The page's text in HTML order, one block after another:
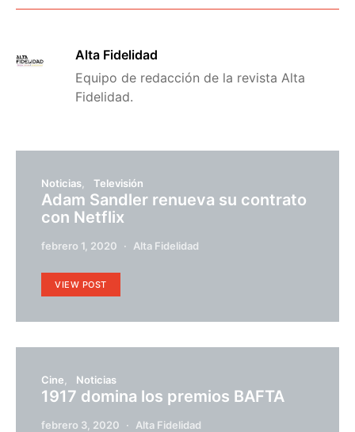
Alta Fidelidad
Equipo de redacción de la revista Alta
Fidelidad.
Noticias Televisión
Adam Sandler renueva su contrato
con Netflix
febrero 1, 2020 Alta Fidelidad
VIEW POST
Cine Noticias
1917 domina los premios BAFTA
febrero 3, 2020 Alta Fidelidad